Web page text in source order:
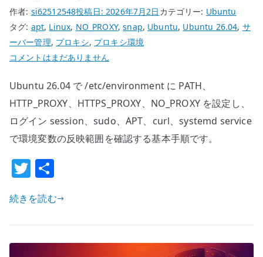
作者: si62512548投稿日:2026年7月2日 カテゴリー: Ubuntu
タグ: apt, Linux, NO_PROXY,snap, Ubuntu, Ubuntu 26.04, サ
ーバー管理, プロキシ, プロキシ環境
Ubuntu
共
通
環
境
基
本
設
–
コメントはまだありません
Ubuntu 26.04 で /etc/environment に PATH、
HTTP_PROXY、HTTPS_PROXY、NO_PROXY を設定し、
ログイン session、sudo、APT、curl、systemd service
で環境変数の反映範囲を確認する基本手順です。
T
w
it
te
r
続きを読む